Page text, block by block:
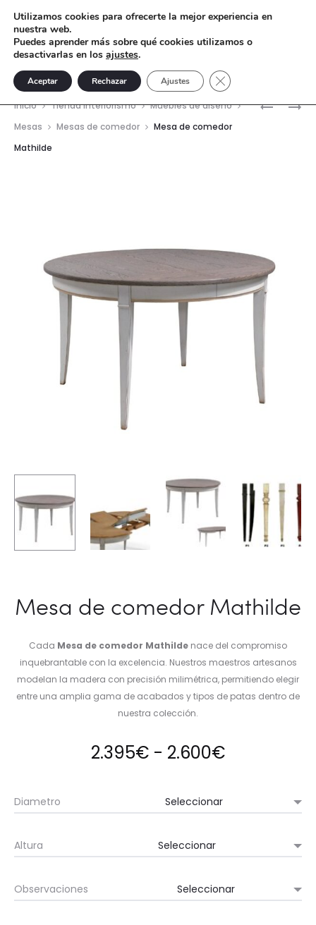
MESA
Inicio Tienda interiorismo
Muebles de diseño
Mesas
Mesas de comedor
Mesa de comedor
Mathilde
Mesa de comedor Mathilde
Cada Mesa de comedor Mathilde nace del compromiso
inquebrantable con la excelencia. Nuestros maestros artesanos
modelan la madera con precisión milimétrica, permitiendo elegir
entre una amplia gama de acabados y tipos de patas dentro de
nuestra colección.
2.395€ - 2.600€Rango
precios:
desde
2.395€
Diametro
Altura
Observaciones
Utilizamos cookies para ofrecerte la mejor experiencia en
nuestra web.
Puedes aprender más sobre qué cookies utilizamos o
desactivarlas en los ajustes.
Aceptar Rechazar Ajustes Cerrar el banner de